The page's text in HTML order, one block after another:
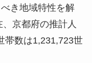
き地域特性を解
京都府の推計人
帯数は1,231,723世